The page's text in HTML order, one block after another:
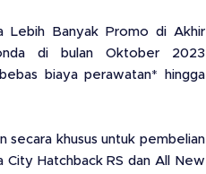
Lebih Banyak Promo di Akhir
di bulan Oktober 2023
biaya perawatan* hingga
secara khusus untuk pembelian
City Hatchback RS dan All New